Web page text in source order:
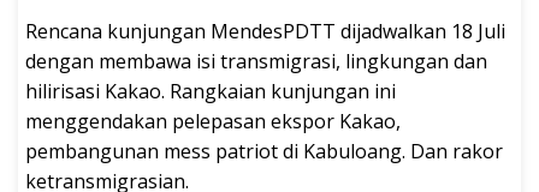
Rencana kunjungan MendesPDTT dijadwalkan 18 Juli
dengan membawa isi transmigrasi, lingkungan dan
hilirisasi Kakao. Rangkaian kunjungan ini
menggendakan pelepasan ekspor Kakao,
pembangunan mess patriot di Kabuloang. Dan rakor
ketransmigrasian.